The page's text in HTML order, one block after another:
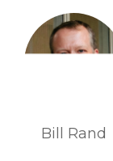
Bill Rand